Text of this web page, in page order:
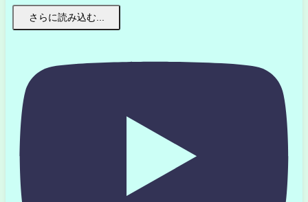
さらに読み込む...